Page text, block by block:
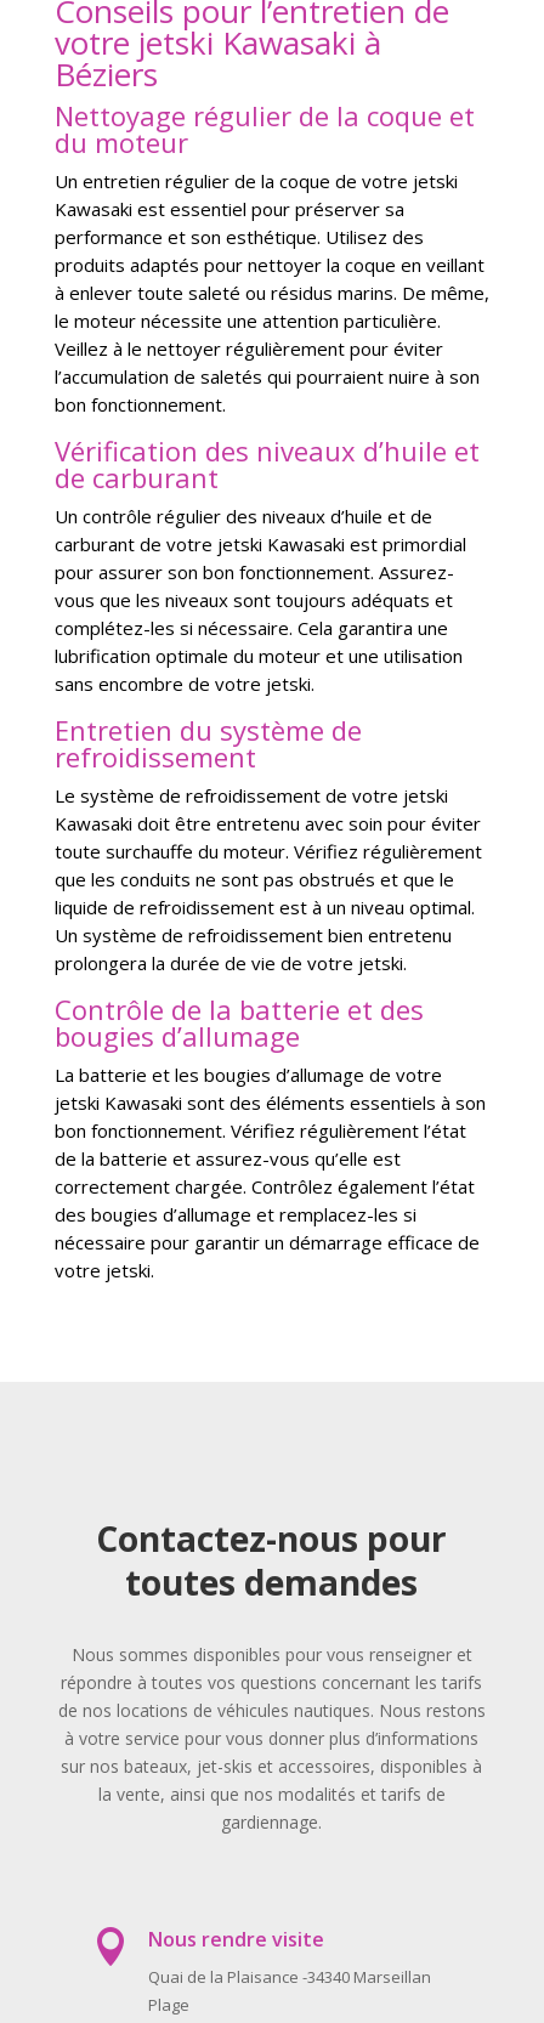
Conseils pour l’entretien de
votre jetski Kawasaki à
Béziers
Nettoyage régulier de la coque et
du moteur
Un entretien régulier de la coque de votre jetski
Kawasaki est essentiel pour préserver sa
performance et son esthétique. Utilisez des
produits adaptés pour nettoyer la coque en veillant
à enlever toute saleté ou résidus marins. De même,
le moteur nécessite une attention particulière.
Veillez à le nettoyer régulièrement pour éviter
l’accumulation de saletés qui pourraient nuire à son
bon fonctionnement.
Vérification des niveaux d’huile et
de carburant
Un contrôle régulier des niveaux d’huile et de
carburant de votre jetski Kawasaki est primordial
pour assurer son bon fonctionnement. Assurez-
vous que les niveaux sont toujours adéquats et
complétez-les si nécessaire. Cela garantira une
lubrification optimale du moteur et une utilisation
sans encombre de votre jetski.
Entretien du système de
refroidissement
Le système de refroidissement de votre jetski
Kawasaki doit être entretenu avec soin pour éviter
toute surchauffe du moteur. Vérifiez régulièrement
que les conduits ne sont pas obstrués et que le
liquide de refroidissement est à un niveau optimal.
Un système de refroidissement bien entretenu
prolongera la durée de vie de votre jetski.
Contrôle de la batterie et des
bougies d’allumage
La batterie et les bougies d’allumage de votre
jetski Kawasaki sont des éléments essentiels à son
bon fonctionnement. Vérifiez régulièrement l’état
de la batterie et assurez-vous qu’elle est
correctement chargée. Contrôlez également l’état
des bougies d’allumage et remplacez-les si
nécessaire pour garantir un démarrage efficace de
votre jetski.
Contactez-nous pour
toutes demandes
Nous sommes disponibles pour vous renseigner et
répondre à toutes vos questions concernant les tarifs
de nos locations de véhicules nautiques. Nous restons
à votre service pour vous donner plus d’informations
sur nos bateaux, jet-skis et accessoires, disponibles à
la vente, ainsi que nos modalités et tarifs de
gardiennage.
 Nous rendre visite
Quai de la Plaisance -34340 Marseillan
Plage